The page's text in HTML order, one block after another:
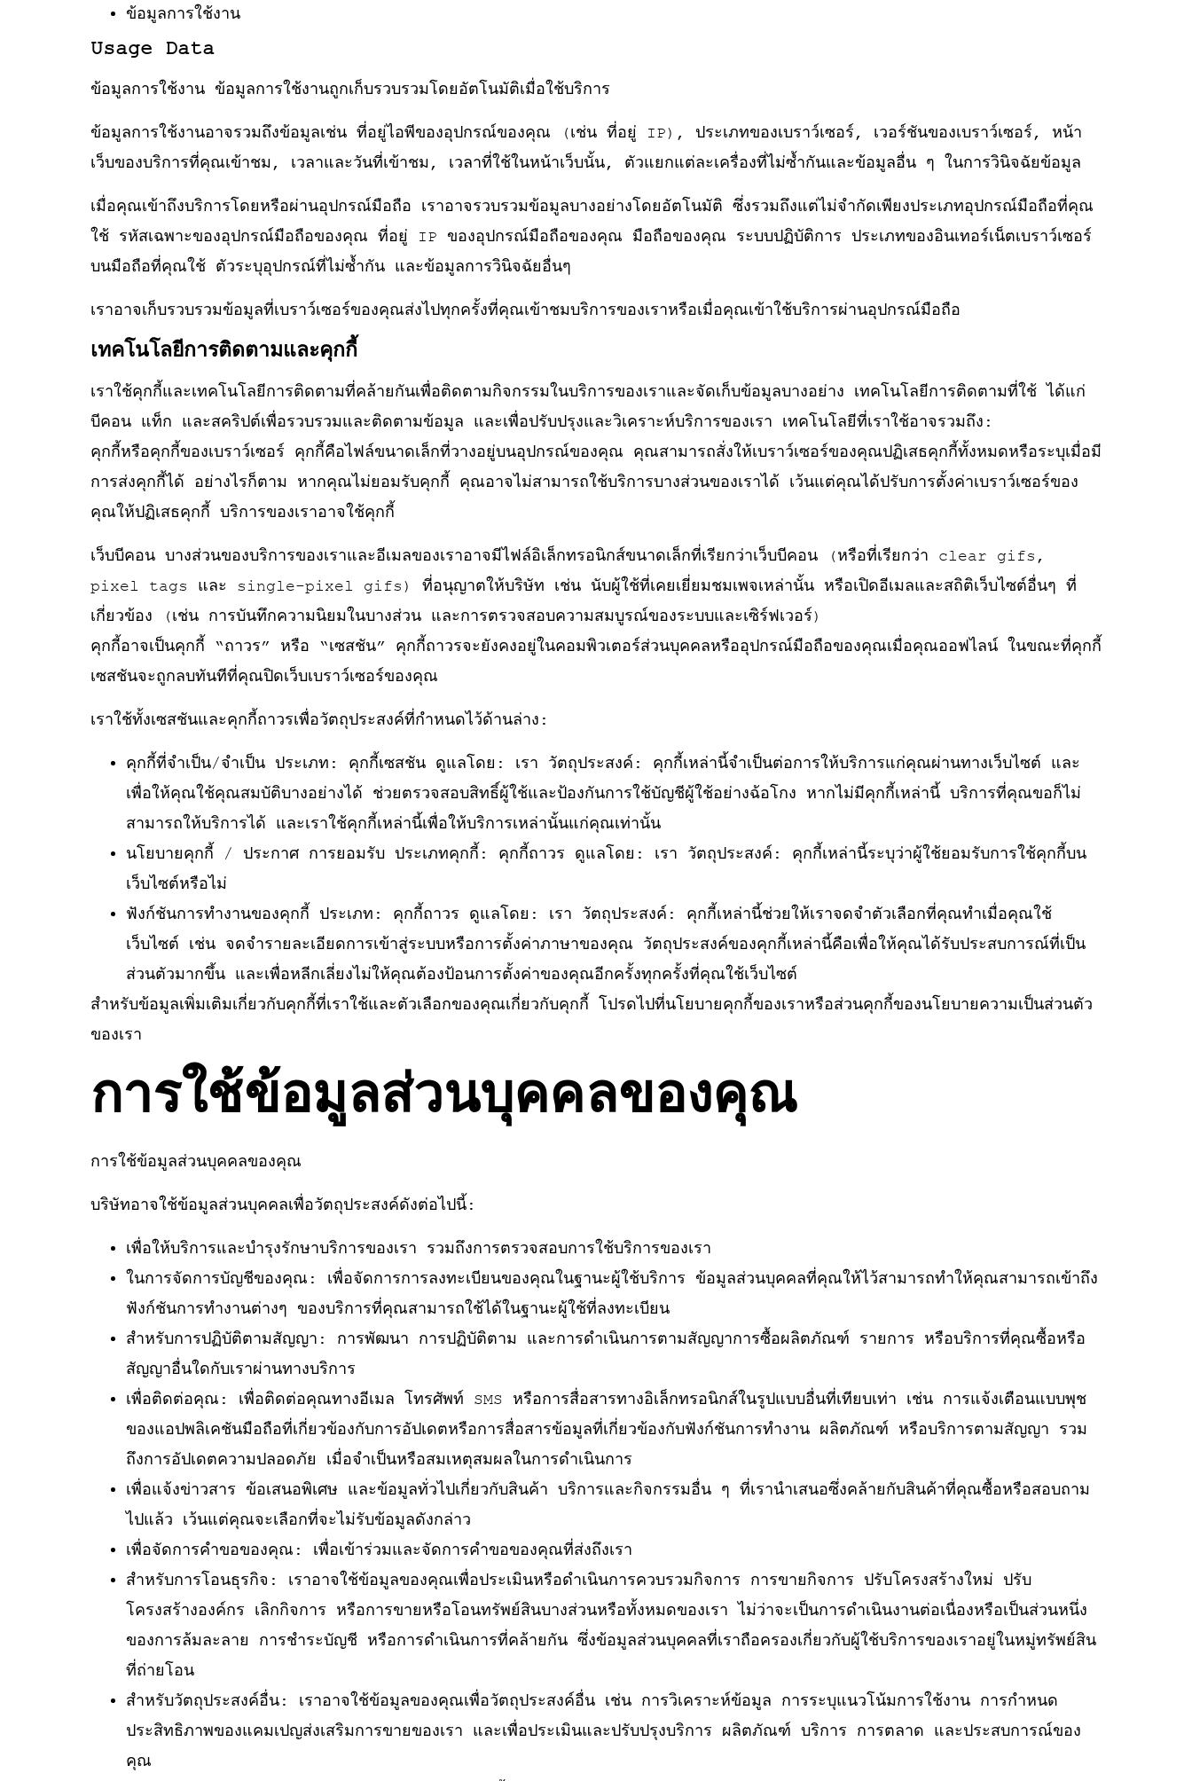
ข้อมูลการใช้งาน
Usage Data
ข้อมูลการใช้งาน ข้อมูลการใช้งานถูกเก็บรวบรวมโดยอัตโนมัติเมื่อใช้บริการ
ข้อมูลการใช้งานอาจรวมถึงข้อมูลเช่น ที่อยู่ไอพีของอุปกรณ์ของคุณ (เช่น ที่อยู่ IP), ประเภทของเบราว์เซอร์, เวอร์ชันของเบราว์เซอร์, หน้า
เว็บของบริการที่คุณเข้าชม, เวลาและวันที่เข้าชม, เวลาที่ใช้ในหน้าเว็บนั้น, ตัวแยกแต่ละเครื่องที่ไม่ซ้ำกันและข้อมูลอื่น ๆ ในการวินิจฉัยข้อมูล
เมื่อคุณเข้าถึงบริการโดยหรือผ่านอุปกรณ์มือถือ เราอาจรวบรวมข้อมูลบางอย่างโดยอัตโนมัติ ซึ่งรวมถึงแต่ไม่จำกัดเพียงประเภทอุปกรณ์มือถือที่คุณ
ใช้ รหัสเฉพาะของอุปกรณ์มือถือของคุณ ที่อยู่ IP ของอุปกรณ์มือถือของคุณ มือถือของคุณ ระบบปฏิบัติการ ประเภทของอินเทอร์เน็ตเบราว์เซอร์
บนมือถือที่คุณใช้ ตัวระบุอุปกรณ์ที่ไม่ซ้ำกัน และข้อมูลการวินิจฉัยอื่นๆ
เราอาจเก็บรวบรวมข้อมูลที่เบราว์เซอร์ของคุณส่งไปทุกครั้งที่คุณเข้าชมบริการของเราหรือเมื่อคุณเข้าใช้บริการผ่านอุปกรณ์มือถือ
เทคโนโลยีการติดตามและคุกกี้
เราใช้คุกกี้และเทคโนโลยีการติดตามที่คล้ายกันเพื่อติดตามกิจกรรมในบริการของเราและจัดเก็บข้อมูลบางอย่าง เทคโนโลยีการติดตามที่ใช้ ได้แก่
บีคอน แท็ก และสคริปต์เพื่อรวบรวมและติดตามข้อมูล และเพื่อปรับปรุงและวิเคราะห์บริการของเรา เทคโนโลยีที่เราใช้อาจรวมถึง:
คุกกี้หรือคุกกี้ของเบราว์เซอร์ คุกกี้คือไฟล์ขนาดเล็กที่วางอยู่บนอุปกรณ์ของคุณ คุณสามารถสั่งให้เบราว์เซอร์ของคุณปฏิเสธคุกกี้ทั้งหมดหรือระบุเมื่อมี
การส่งคุกกี้ได้ อย่างไรก็ตาม หากคุณไม่ยอมรับคุกกี้ คุณอาจไม่สามารถใช้บริการบางส่วนของเราได้ เว้นแต่คุณได้ปรับการตั้งค่าเบราว์เซอร์ของ
คุณให้ปฏิเสธคุกกี้ บริการของเราอาจใช้คุกกี้
เว็บบีคอน บางส่วนของบริการของเราและอีเมลของเราอาจมีไฟล์อิเล็กทรอนิกส์ขนาดเล็กที่เรียกว่าเว็บบีคอน (หรือที่เรียกว่า clear gifs,
pixel tags และ single-pixel gifs) ที่อนุญาตให้บริษัท เช่น นับผู้ใช้ที่เคยเยี่ยมชมเพจเหล่านั้น หรือเปิดอีเมลและสถิติเว็บไซต์อื่นๆ ที่
เกี่ยวข้อง (เช่น การบันทึกความนิยมในบางส่วน และการตรวจสอบความสมบูรณ์ของระบบและเซิร์ฟเวอร์)
คุกกี้อาจเป็นคุกกี้ “ถาวร” หรือ “เซสชัน” คุกกี้ถาวรจะยังคงอยู่ในคอมพิวเตอร์ส่วนบุคคลหรืออุปกรณ์มือถือของคุณเมื่อคุณออฟไลน์ ในขณะที่คุกกี้
เซสชันจะถูกลบทันทีที่คุณปิดเว็บเบราว์เซอร์ของคุณ
เราใช้ทั้งเซสชันและคุกกี้ถาวรเพื่อวัตถุประสงค์ที่กำหนดไว้ด้านล่าง:
คุกกี้ที่จำเป็น/จำเป็น ประเภท: คุกกี้เซสชัน ดูแลโดย: เรา วัตถุประสงค์: คุกกี้เหล่านี้จำเป็นต่อการให้บริการแก่คุณผ่านทางเว็บไซต์ และ
เพื่อให้คุณใช้คุณสมบัติบางอย่างได้ ช่วยตรวจสอบสิทธิ์ผู้ใช้และป้องกันการใช้บัญชีผู้ใช้อย่างฉ้อโกง หากไม่มีคุกกี้เหล่านี้ บริการที่คุณขอก็ไม่
สามารถให้บริการได้ และเราใช้คุกกี้เหล่านี้เพื่อให้บริการเหล่านั้นแก่คุณเท่านั้น
นโยบายคุกกี้ / ประกาศ การยอมรับ ประเภทคุกกี้: คุกกี้ถาวร ดูแลโดย: เรา วัตถุประสงค์: คุกกี้เหล่านี้ระบุว่าผู้ใช้ยอมรับการใช้คุกกี้บน
เว็บไซต์หรือไม่
ฟังก์ชันการทำงานของคุกกี้ ประเภท: คุกกี้ถาวร ดูแลโดย: เรา วัตถุประสงค์: คุกกี้เหล่านี้ช่วยให้เราจดจำตัวเลือกที่คุณทำเมื่อคุณใช้
เว็บไซต์ เช่น จดจำรายละเอียดการเข้าสู่ระบบหรือการตั้งค่าภาษาของคุณ วัตถุประสงค์ของคุกกี้เหล่านี้คือเพื่อให้คุณได้รับประสบการณ์ที่เป็น
ส่วนตัวมากขึ้น และเพื่อหลีกเลี่ยงไม่ให้คุณต้องป้อนการตั้งค่าของคุณอีกครั้งทุกครั้งที่คุณใช้เว็บไซต์
สำหรับข้อมูลเพิ่มเติมเกี่ยวกับคุกกี้ที่เราใช้และตัวเลือกของคุณเกี่ยวกับคุกกี้ โปรดไปที่นโยบายคุกกี้ของเราหรือส่วนคุกกี้ของนโยบายความเป็นส่วนตัว
ของเรา
การใช้ข้อมูลส่วนบุคคลของคุณ
การใช้ข้อมูลส่วนบุคคลของคุณ
บริษัทอาจใช้ข้อมูลส่วนบุคคลเพื่อวัตถุประสงค์ดังต่อไปนี้:
เพื่อให้บริการและบำรุงรักษาบริการของเรา รวมถึงการตรวจสอบการใช้บริการของเรา
ในการจัดการบัญชีของคุณ: เพื่อจัดการการลงทะเบียนของคุณในฐานะผู้ใช้บริการ ข้อมูลส่วนบุคคลที่คุณให้ไว้สามารถทำให้คุณสามารถเข้าถึง
ฟังก์ชันการทำงานต่างๆ ของบริการที่คุณสามารถใช้ได้ในฐานะผู้ใช้ที่ลงทะเบียน
สำหรับการปฏิบัติตามสัญญา: การพัฒนา การปฏิบัติตาม และการดำเนินการตามสัญญาการซื้อผลิตภัณฑ์ รายการ หรือบริการที่คุณซื้อหรือ
สัญญาอื่นใดกับเราผ่านทางบริการ
เพื่อติดต่อคุณ: เพื่อติดต่อคุณทางอีเมล โทรศัพท์ SMS หรือการสื่อสารทางอิเล็กทรอนิกส์ในรูปแบบอื่นที่เทียบเท่า เช่น การแจ้งเตือนแบบพุช
ของแอปพลิเคชันมือถือที่เกี่ยวข้องกับการอัปเดตหรือการสื่อสารข้อมูลที่เกี่ยวข้องกับฟังก์ชันการทำงาน ผลิตภัณฑ์ หรือบริการตามสัญญา รวม
ถึงการอัปเดตความปลอดภัย เมื่อจำเป็นหรือสมเหตุสมผลในการดำเนินการ
เพื่อแจ้งข่าวสาร ข้อเสนอพิเศษ และข้อมูลทั่วไปเกี่ยวกับสินค้า บริการและกิจกรรมอื่น ๆ ที่เรานำเสนอซึ่งคล้ายกับสินค้าที่คุณซื้อหรือสอบถาม
ไปแล้ว เว้นแต่คุณจะเลือกที่จะไม่รับข้อมูลดังกล่าว
เพื่อจัดการคำขอของคุณ: เพื่อเข้าร่วมและจัดการคำขอของคุณที่ส่งถึงเรา
สำหรับการโอนธุรกิจ: เราอาจใช้ข้อมูลของคุณเพื่อประเมินหรือดำเนินการควบรวมกิจการ การขายกิจการ ปรับโครงสร้างใหม่ ปรับ
โครงสร้างองค์กร เลิกกิจการ หรือการขายหรือโอนทรัพย์สินบางส่วนหรือทั้งหมดของเรา ไม่ว่าจะเป็นการดำเนินงานต่อเนื่องหรือเป็นส่วนหนึ่ง
ของการล้มละลาย การชำระบัญชี หรือการดำเนินการที่คล้ายกัน ซึ่งข้อมูลส่วนบุคคลที่เราถือครองเกี่ยวกับผู้ใช้บริการของเราอยู่ในหมู่ทรัพย์สิน
ที่ถ่ายโอน
สำหรับวัตถุประสงค์อื่น: เราอาจใช้ข้อมูลของคุณเพื่อวัตถุประสงค์อื่น เช่น การวิเคราะห์ข้อมูล การระบุแนวโน้มการใช้งาน การกำหนด
ประสิทธิภาพของแคมเปญส่งเสริมการขายของเรา และเพื่อประเมินและปรับปรุงบริการ ผลิตภัณฑ์ บริการ การตลาด และประสบการณ์ของ
คุณ